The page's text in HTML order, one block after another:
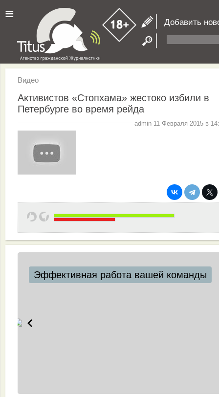
≡ Добавить
Видео
Активистов «Стопхама» жестоко избили в
Петербурге во время рейда
admin 11 Февраля 2015 в
Эффективная работа вашей команды